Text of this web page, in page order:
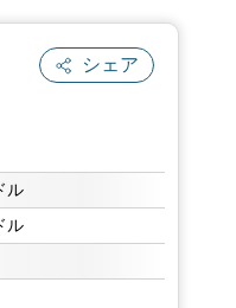
シェア
ル
ル